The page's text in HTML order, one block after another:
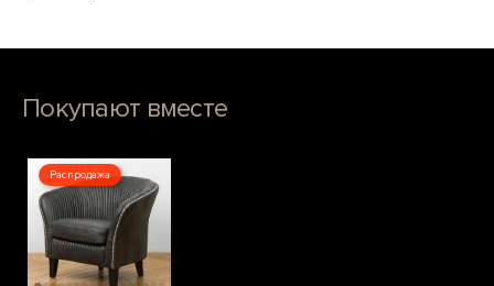
Покупают вместе
Распродажа